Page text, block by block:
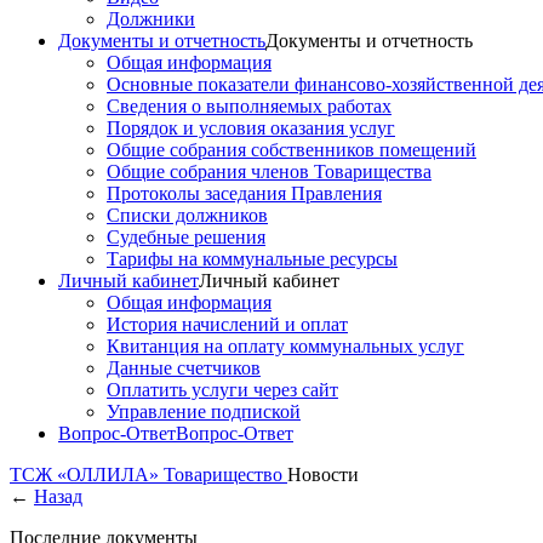
Должники
Документы и отчетностьДокументы и отчетность
Общая информация
Основные показатели финансово-хозяйственной
Сведения о выполняемых работах
Порядок и условия оказания услуг
Общие собрания собственников помещений
Общие собрания членов Товарищества
Протоколы заседания Правления
Списки должников
Судебные решения
Тарифы на коммунальные ресурсы
Личный кабинетЛичный кабинет
Общая информация
История начислений и оплат
Квитанция на оплату коммунальных услуг
Данные счетчиков
Оплатить услуги через сайт
Управление подпиской
Вопрос-ОтветВопрос-Ответ
ТСЖ «ОЛЛИЛА» Товарищество Новости
← Назад
Последние документы